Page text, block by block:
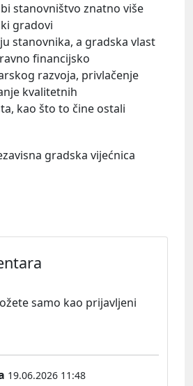
stanovništvo znatno više
gradovi
stanovnika, a gradska vlast
financijsko
razvoja, privlačenje
kvalitetnih
kao što to čine ostali
gradska vijećnica
samo kao prijavljeni
19.06.2026 11:48